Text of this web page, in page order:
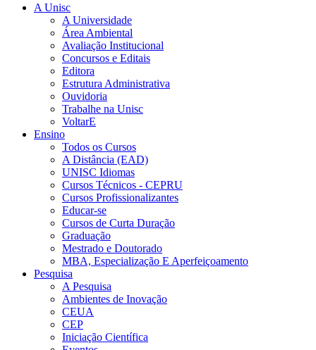
A Unisc
A Universidade
Área Ambiental
Avaliação Institucional
Concursos e Editais
Editora
Estrutura Administrativa
Ouvidoria
Trabalhe na Unisc
VoltarE
Ensino
Todos os Cursos
A Distância (EAD)
UNISC Idiomas
Cursos Técnicos - CEPRU
Cursos Profissionalizantes
Educar-se
Cursos de Curta Duração
Graduação
Mestrado e Doutorado
MBA, Especialização E Aperfeiçoamento
Pesquisa
A Pesquisa
Ambientes de Inovação
CEUA
CEP
Iniciação Científica